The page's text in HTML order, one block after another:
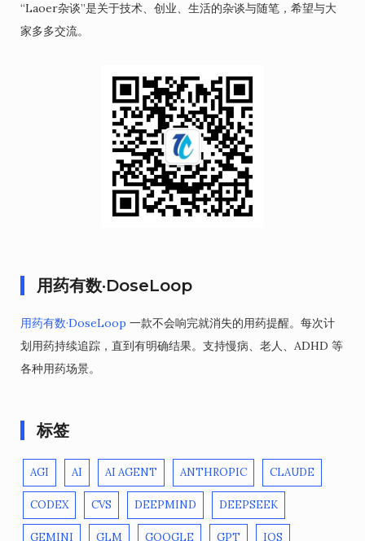
“Laoer杂谈”是关于技术、创业、生活的杂谈与随笔，希望与大
家多多交流。
用药有数·DoseLoop
用药有数·DoseLoop 一款不会响完就消失的用药提醒。每次计
划用药持续追踪，直到有明确结果。支持慢病、老人、ADHD 等
各种用药场景。
标签
AGI AI AI AGENT ANTHROPIC CLAUDE
CODEX CVS DEEPMIND DEEPSEEK
GEMINI GLM GOOGLE GPT IOS